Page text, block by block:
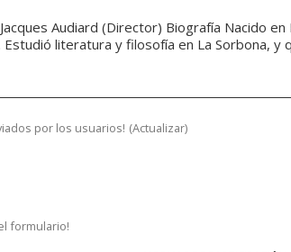
Audiard (Director) Biografía Nacido
literatura y filosofía en La Sorbona, y
por los usuarios! (Actualizar)
formulario!